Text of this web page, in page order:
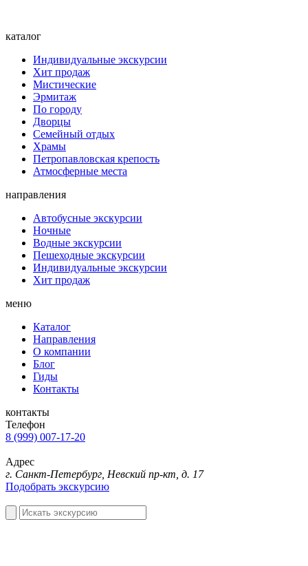
каталог
Индивидуальные экскурсии
Хит продаж
Мистические
Эрмитаж
По городу
Дворцы
Семейный отдых
Храмы
Петропавловская крепость
Атмосферные места
направления
Автобусные экскурсии
Ночные
Водные экскурсии
Пешеходные экскурсии
Индивидуальные экскурсии
Хит продаж
меню
Каталог
Направления
О компании
Блог
Гиды
Контакты
контакты
Телефон
8 (999) 007-17-20
Адрес
г. Санкт-Петербург, Невский пр-кт, д. 17
Подобрать экскурсию